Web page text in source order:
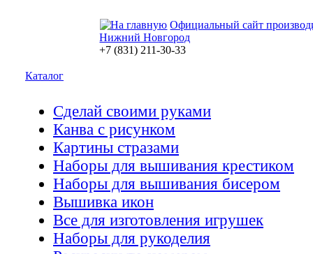
Официальный сайт
Нижний Новгород
+7 (831) 211-30-33
Каталог
Сделай своими руками
Канва с рисунком
Картины стразами
Наборы для вышивания крестиком
Наборы для вышивания бисером
Вышивка икон
Все для изготовления игрушек
Наборы для рукоделия